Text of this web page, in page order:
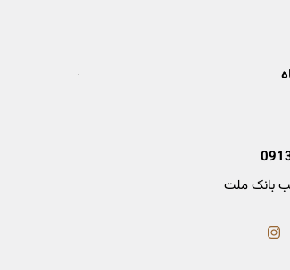
بانک ملت